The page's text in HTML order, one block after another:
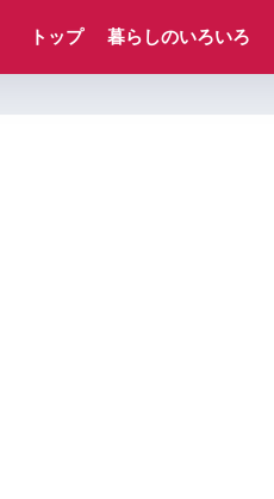
トップ 暮らしのいろいろ